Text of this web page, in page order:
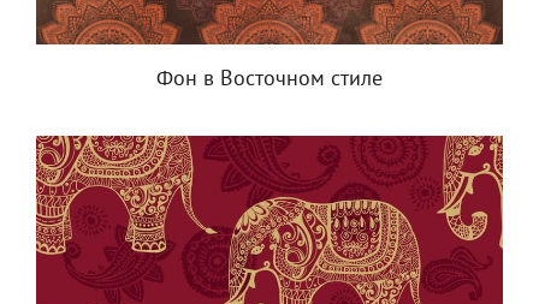
Фон в Восточном стиле